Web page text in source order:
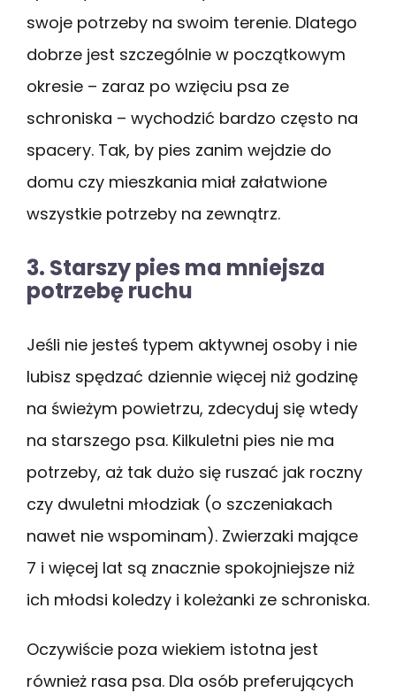
swoje potrzeby na swoim terenie. Dlatego
dobrze jest szczególnie w początkowym
okresie – zaraz po wzięciu psa ze
schroniska – wychodzić bardzo często na
spacery. Tak, by pies zanim wejdzie do
domu czy mieszkania miał załatwione
wszystkie potrzeby na zewnątrz.
3. Starszy pies ma mniejsza
potrzebę ruchu
Jeśli nie jesteś typem aktywnej osoby i nie
lubisz spędzać dziennie więcej niż godzinę
na świeżym powietrzu, zdecyduj się wtedy
na starszego psa. Kilkuletni pies nie ma
potrzeby, aż tak dużo się ruszać jak roczny
czy dwuletni młodziak (o szczeniakach
nawet nie wspominam). Zwierzaki mające
7 i więcej lat są znacznie spokojniejsze niż
ich młodsi koledzy i koleżanki ze schroniska.
Oczywiście poza wiekiem istotna jest
również rasa psa. Dla osób preferujących